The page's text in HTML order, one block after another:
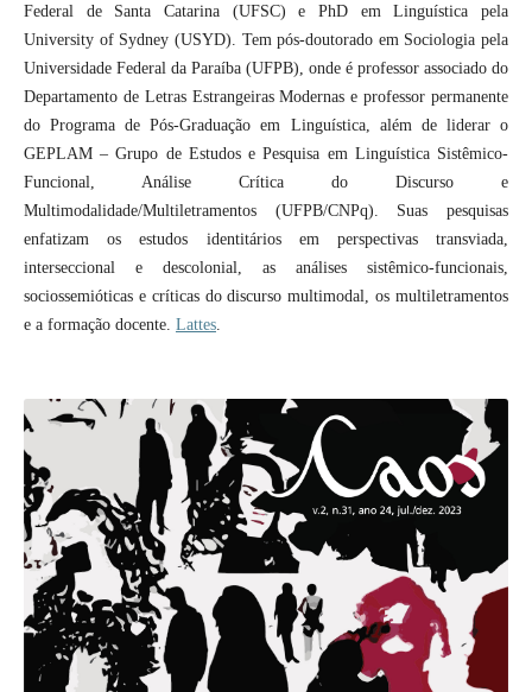
Federal de Santa Catarina (UFSC) e PhD em Linguística pela
University of Sydney (USYD). Tem pós-doutorado em Sociologia pela
Universidade Federal da Paraíba (UFPB), onde é professor associado do
Departamento de Letras Estrangeiras Modernas e professor permanente
do Programa de Pós-Graduação em Linguística, além de liderar o
GEPLAM – Grupo de Estudos e Pesquisa em Linguística Sistêmico-
Funcional, Análise Crítica do Discurso e
Multimodalidade/Multiletramentos (UFPB/CNPq). Suas pesquisas
enfatizam os estudos identitários em perspectivas transviada,
interseccional e descolonial, as análises sistêmico-funcionais,
sociossemióticas e críticas do discurso multimodal, os multiletramentos
e a formação docente. Lattes.